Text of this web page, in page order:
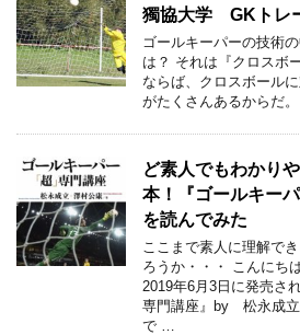
獨協大学 GKトレ
ゴールキーパーの技術
は？ それは『クロスボ
ならば、クロスボール
がたくさんあるから
ど素人でもわかり
本！『ゴールキー
を読んでみた
ここまで素人に理解で
ろうか・・・ こんにち
2019年6月3日に発売さ
専門講座』by 松永成
で …